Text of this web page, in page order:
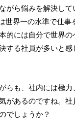
がら悩みを解決して
世界一の水準で仕事
的には自分で世界の
する社員が多いと感
らも、社内には極力
があるのですね。
でしょうか？